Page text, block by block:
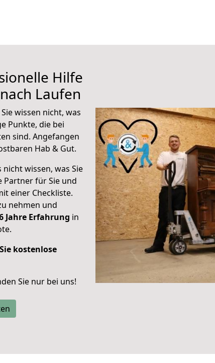
Hilfe
Laufen
wissen nicht, was
Punkte, die bei
sind. Angefangen
Hab & Gut.
wissen, was Sie
Partner für Sie und
einer Checkliste.
nehmen und
Jahre Erfahrung in
kostenlose
Sie nur bei uns!